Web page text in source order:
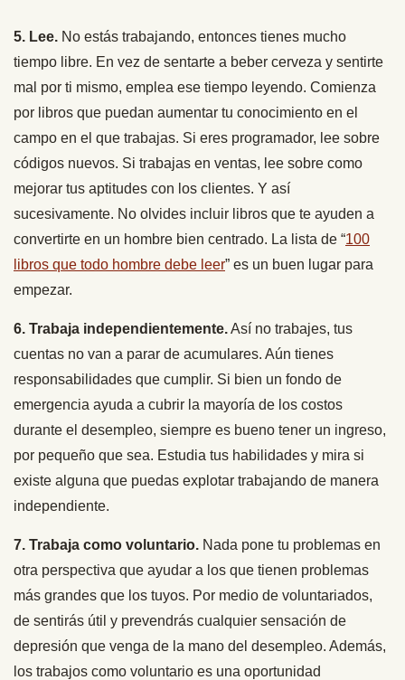
5. Lee. No estás trabajando, entonces tienes mucho
tiempo libre. En vez de sentarte a beber cerveza y sentirte
mal por ti mismo, emplea ese tiempo leyendo. Comienza
por libros que puedan aumentar tu conocimiento en el
campo en el que trabajas. Si eres programador, lee sobre
códigos nuevos. Si trabajas en ventas, lee sobre como
mejorar tus aptitudes con los clientes. Y así
sucesivamente. No olvides incluir libros que te ayuden a
convertirte en un hombre bien centrado. La lista de “100
libros que todo hombre debe leer” es un buen lugar para
empezar.
6. Trabaja independientemente.Así no trabajes, tus
cuentas no van a parar de acumulares. Aún tienes
responsabilidades que cumplir. Si bien un fondo de
emergencia ayuda a cubrir la mayoría de los costos
durante el desempleo, siempre es bueno tener un ingreso,
por pequeño que sea. Estudia tus habilidades y mira si
existe alguna que puedas explotar trabajando de manera
independiente.
7. Trabaja como voluntario. Nada pone tu problemas en
otra perspectiva que ayudar a los que tienen problemas
más grandes que los tuyos. Por medio de voluntariados,
de sentirás útil y prevendrás cualquier sensación de
depresión que venga de la mano del desempleo. Además,
los trabajos como voluntario es una oportunidad